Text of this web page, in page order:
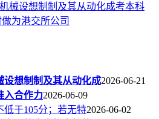
械设想制制及其从动化成考本科
为港交所公司
设想制制及其从动化成2026-06-21
入合作力2026-06-09
于105分；若无特2026-06-02